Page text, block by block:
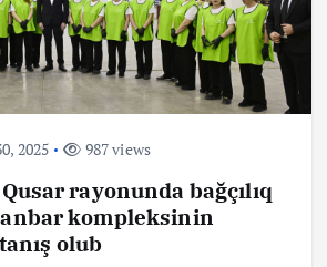
2025 987 views
rayonunda bağçılıq
kompleksinin
olub